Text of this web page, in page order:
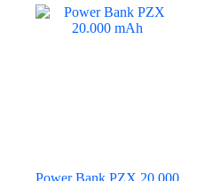
Power Bank PZX 20.000